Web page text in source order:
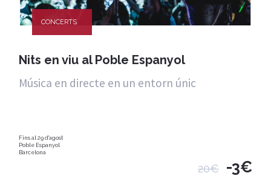
CONCERTS
Nits en viu al Poble Espanyol
Música en directe en un entorn únic
Fins al 29 d'agost
Poble Espanyol
Barcelona
20€ -3€